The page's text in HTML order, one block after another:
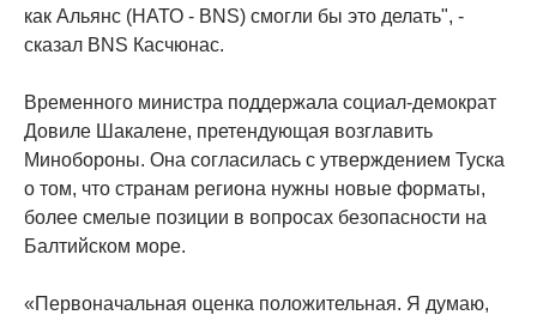
как Альянс (НАТО - BNS) смогли бы это делать", -
сказал BNS Касчюнас.
Временного министра поддержала социал-демократ
Довиле Шакалене, претендующая возглавить
Минобороны. Она согласилась с утверждением Туска
о том, что странам региона нужны новые форматы,
более смелые позиции в вопросах безопасности на
Балтийском море.
«Первоначальная оценка положительная. Я думаю,